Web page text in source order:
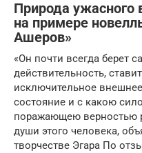
Природа ужасного
на примере
Ашеров»
«Он почти всегда берет
действительность,
исключительное
состояние и с какою
поражающею верностью
души этого человека,
творчестве Эгара По